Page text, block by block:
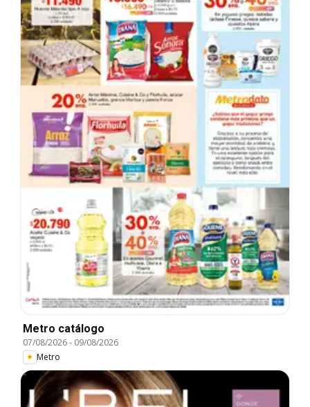
Metro catálogo
07/08/2026- 09/08/2026
Metro